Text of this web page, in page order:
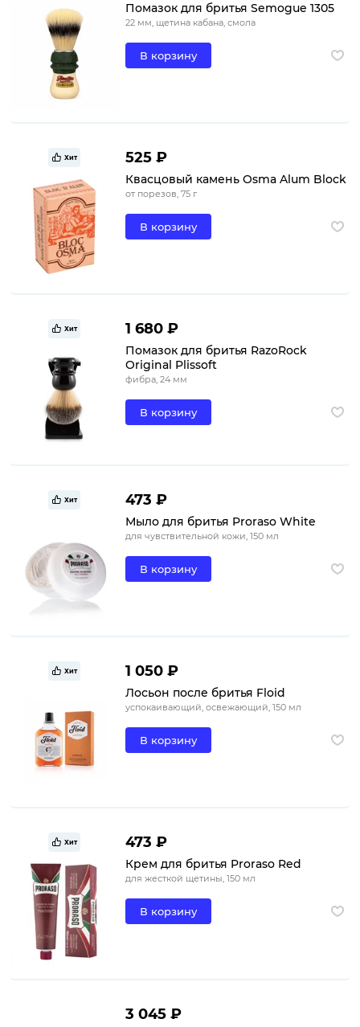
Помазок для бритья Semogue 1305
22 мм, щетина кабана, смола
В корзину
Хит 525 ₽
Квасцовый камень Osma Alum Block
от порезов, 75 г
В корзину
Хит 1 680 ₽
Помазок для бритья RazoRock
Original Plissoft
фибра, 24 мм
В корзину
Хит 473 ₽
Мыло для бритья Proraso White
для чувствительной кожи, 150 мл
В корзину
Хит 1 050 ₽
Лосьон после бритья Floid
успокаивающий, освежающий, 150 мл
В корзину
Хит 473 ₽
Крем для бритья Proraso Red
для жесткой щетины, 150 мл
В корзину
3 045 ₽